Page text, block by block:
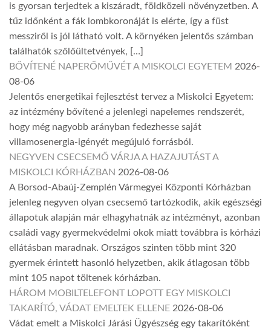
is gyorsan terjedtek a kiszáradt, földközeli növényzetben. A
tűz időnként a fák lombkoronáját is elérte, így a füst
messziről is jól látható volt. A környéken jelentős számban
találhatók szőlőültetvények, […]
BŐVÍTENÉ NAPERŐMŰVÉT A MISKOLCI EGYETEM 2026-
08-06
Jelentős energetikai fejlesztést tervez a Miskolci Egyetem:
az intézmény bővítené a jelenlegi napelemes rendszerét,
hogy még nagyobb arányban fedezhesse saját
villamosenergia-igényét megújuló forrásból.
NEGYVEN CSECSEMŐ VÁRJA A HAZAJUTÁST A
MISKOLCI KÓRHÁZBAN 2026-08-06
A Borsod-Abaúj-Zemplén Vármegyei Központi Kórházban
jelenleg negyven olyan csecsemő tartózkodik, akik egészségi
állapotuk alapján már elhagyhatnák az intézményt, azonban
családi vagy gyermekvédelmi okok miatt továbbra is kórházi
ellátásban maradnak. Országos szinten több mint 320
gyermek érintett hasonló helyzetben, akik átlagosan több
mint 105 napot töltenek kórházban.
HÁROM MOBILTELEFONT LOPOTT EGY MISKOLCI
TAKARÍTÓ, VÁDAT EMELTEK ELLENE 2026-08-06
Vádat emelt a Miskolci Járási Ügyészség egy takarítóként